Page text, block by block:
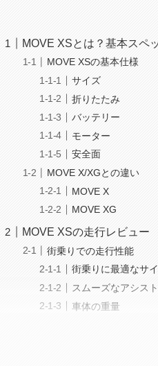
MOVE XSとは？基本スペ
MOVE XSの基本仕様
サイズ
折りたたみ
バッテリー
モーター
安全面
MOVE X/XGとの違い
MOVE X
MOVE XG
MOVE XSの走行レビュー
街乗りでの走行性能
街乗りに最適なサ
スムーズなアシスト
車体の重量